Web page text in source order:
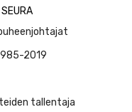
2019
tallentaja